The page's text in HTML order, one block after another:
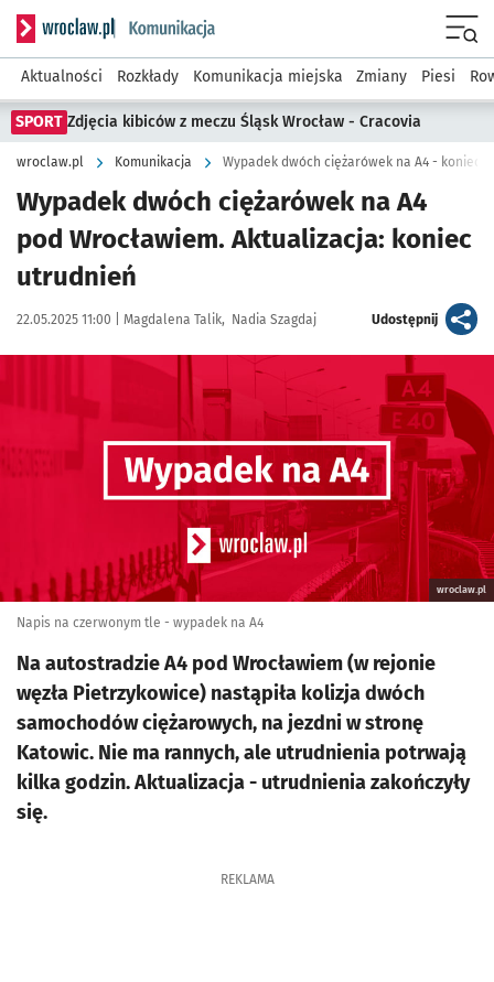
Serwis informacyjny wroclaw.pl podserwis: Komunikacja
Aktualności Rozkłady Komunikacja miejska Zmiany Piesi
SPORT Zdjęcia kibiców z meczu Śląsk Wrocław - Cracovia
wroclaw.pl Komunikacja Wypadek dwóch ciężarówek na A4 - koniec
Wypadek dwóch ciężarówek na A4
pod Wrocławiem. Aktualizacja: koniec
utrudnień
Data publikacji:
22.05.2025 11:00 | Autor:
Magdalena Talik Nadia Szagdaj Udostępnijartykuł
Kliknij, aby powiększyć
wroclaw.pl
Napis na czerwonym tle - wypadek na A4
Na autostradzie A4 pod Wrocławiem (w rejonie
węzła Pietrzykowice) nastąpiła kolizja dwóch
samochodów ciężarowych, na jezdni w stronę
Katowic. Nie ma rannych, ale utrudnienia potrwają
kilka godzin. Aktualizacja - utrudnienia zakończyły
się.
REKLAMA